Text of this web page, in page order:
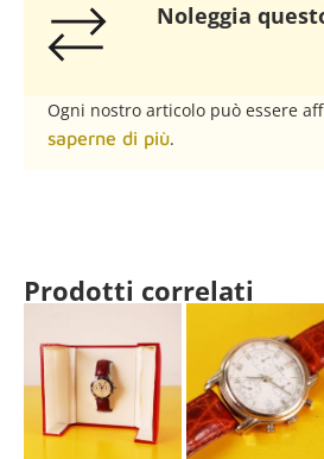
Noleggia
Ogni nostro articolo può essere
saperne di più.
Prodotti correlati